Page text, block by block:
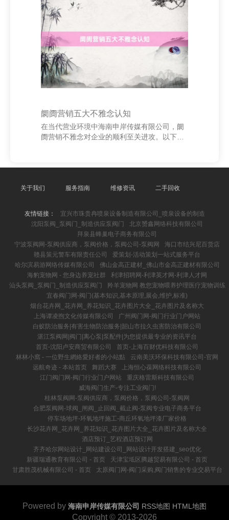
意思好的氛围；“凉了半截”、“飒爽英姿”则能准
确抒发东谈主物的心绪变化。妥贴使用这些词
汇，不错让著作更具画面感和阵势色调。 其
次，好句则能晋升著作的逻辑性和抒发力。
如“东谈主生如逆水行舟，迎难而上”，这句经
典
阛阓营销五大不雅念认知
在当代营业环境中海南申岸传媒有限公司，阛
阓营销不雅念对企业的顺利至关进攻。以下是
好价钱便宜的居品。这种不雅念适用于居品供
靡者会爱重高质地、高性能的居品。企业应专
化。 第三，**倾销不雅念**侧重于积极销售和
促销，以为奢靡者不会主动购买，需要通过倾
销来指令奢靡。 第四，**阛阓营销不雅念**以
顾主需求为中心，通过赋闲客户需求来已
关于我们 服务指南 维修资讯 二手回收
友情链接：
宜兴市珠贵冉喷泉设备制造有限公司_喷泉设备的制造
沈阳泵阀_泵阀门_制造供应泵阀门
北京赟鑫网络科技有限公司
拜泉县蜂巢电子商务有限公司
宁波泵阀网-泵阀供应商，泵阀价格，泵阀公司-泵阀网
海口市结兴尼百货店
赣县策元警车有限责任公司
爱策划-活动策划一站式服务平台
哈尔滨易游网络传媒有限公司
佛山金高正建材_佛山市金高正建材有限公司
海豹宠物网 - 您身边养宠社群
利津招聘网-利津英才网-利津人才网
汕头泵阀_泵阀门_制造供应泵阀门
羚羊宠物网 教您宠物喂养护理医疗宠物训练
宜春阀门网-阀门(基本知识,基本原理,展会,维护,标准)
烟台花卉网_花卉网_养花知识_花卉图片大全_花卉图片及名称大
上海谭凌煦文化传媒有限公司
广州阀门网-阀门行业门户网站
白蚁防治服务|有害生物防治服务|韶山市拉久虫害防治有限公司
湛江泵阀网|阀门|离心泵|泵配件|为您提供最专业的资讯平台
首页-沈阳卢安商贸有限公司
首页-上海百财优科技有限公司
林林小窩 - 一位野生網絡愛好者的小站點
云南美沃环保科技有限公司-官网
远航奇迹 - 本站首页
舞蹈大赛
上海恒心葆网络科技有限公司
江门阀门网-阀门行业门户网站
重庆格雷斯科技有限公司
威海阀门生产-专注工业阀门!
桂林泵阀网-泵阀供应商，泵阀价格，泵阀公司-泵阀网
合肥泵阀网-球阀_闸阀_止回阀_截止阀-泵阀专业电子商务平台
停车场地坪-环氧地坪施工-商丘环氧地坪漆厂家价格
长沙花卉网_花卉网_养花知识_花卉图片大全_花卉图片及名称大全
酒店预订_艺程酒店预订网
齐齐哈尔网站设计_网站建设公司_网站设计开发搭建_seo优化
新疆瑞通教育有限公司 - 首页
天津宝坻区腾越贸易有限公司 - 首页
甘肃胜茂机械有限公司 - 首页
太原阀门网-阀门采购,阀门销售的专业交易平台
Powered by 海南申岸传媒有限公司 RSS地图 HTML地图
Copyright© 2013-2026